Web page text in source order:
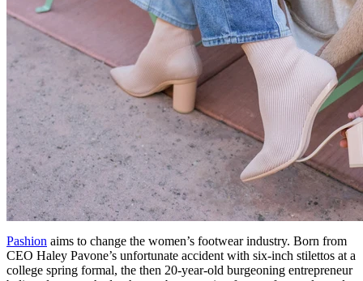
Pashion aims to change the women’s footwear industry. Born from
CEO Haley Pavone’s unfortunate accident with six-inch stilettos at a
college spring formal, the then 20-year-old burgeoning entrepreneur